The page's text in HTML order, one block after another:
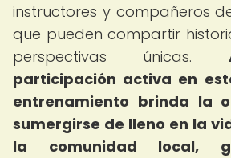
instructores y compañeros
que pueden compartir
perspectivas únicas.
participación activa en
entrenamiento brinda la
sumergirse de lleno en la
la comunidad local,